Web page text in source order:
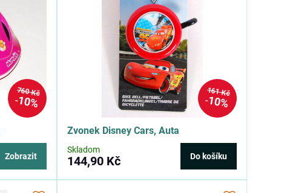
760 Kč
10%
Zobrazit
161 Kč
10%
Zvonek Disney Cars, Auta
Skladom
144,90 Kč Do košíku